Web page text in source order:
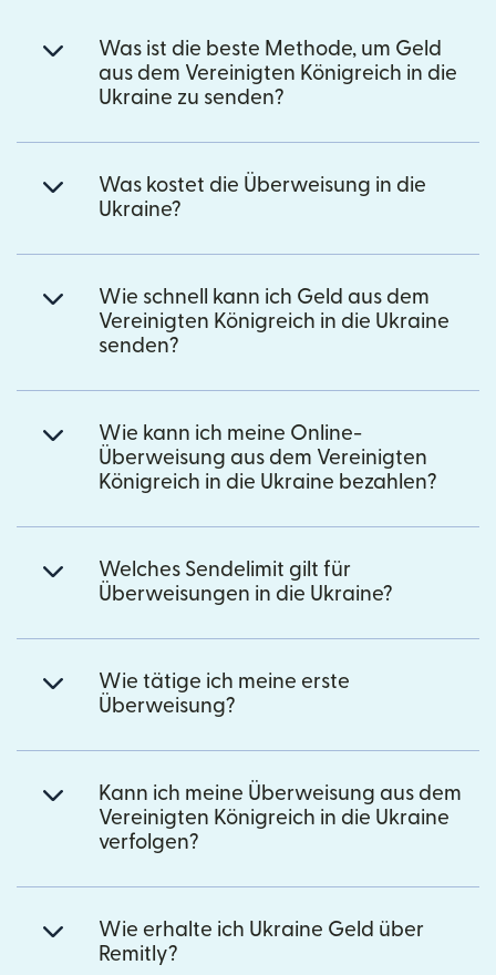
Was ist die beste Methode, um Geld
aus dem Vereinigten Königreich in die
Ukraine zu senden?
Was kostet die Überweisung in die
Ukraine?
Wie schnell kann ich Geld aus dem
Vereinigten Königreich in die Ukraine
senden?
Wie kann ich meine Online-
Überweisung aus dem Vereinigten
Königreich in die Ukraine bezahlen?
Welches Sendelimit gilt für
Überweisungen in die Ukraine?
Wie tätige ich meine erste
Überweisung?
Kann ich meine Überweisung aus dem
Vereinigten Königreich in die Ukraine
verfolgen?
Wie erhalte ich Ukraine Geld über
Remitly?